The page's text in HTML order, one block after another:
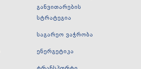
განვითარების
სტრატეგია
საგარეო ვაჭრობა
ენერგეტიკა